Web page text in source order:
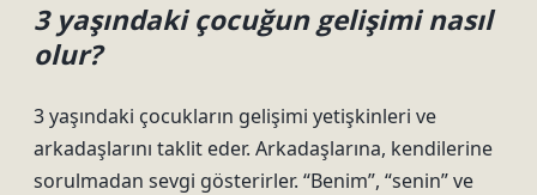
3 yaşındaki çocuğun gelişimi nasıl
olur?
3 yaşındaki çocukların gelişimi yetişkinleri ve
arkadaşlarını taklit eder. Arkadaşlarına, kendilerine
sorulmadan sevgi gösterirler. “Benim”, “senin” ve